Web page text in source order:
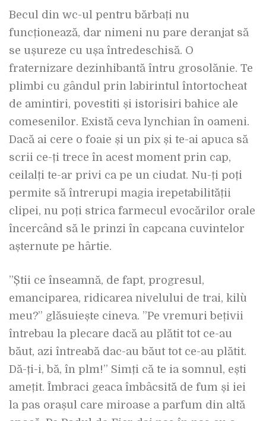
Becul din wc-ul pentru bărbați nu
funcționează, dar nimeni nu pare deranjat să
se ușureze cu ușa întredeschisă. O
fraternizare dezinhibantă întru grosolănie. Te
plimbi cu gândul prin labirintul întortocheat
de amintiri, povestiti și istorisiri bahice ale
comesenilor. Există ceva lynchian în oameni.
Dacă ai cere o foaie și un pix și te-ai apuca să
scrii ce-ți trece în acest moment prin cap,
ceilalți te-ar privi ca pe un ciudat. Nu-ți poți
permite să întrerupi magia irepetabilității
clipei, nu poți strica farmecul evocărilor orale
încercând să le prinzi în capcana cuvintelor
așternute pe hârtie.
”Știi ce înseamnă, de fapt, progresul,
emanciparea, ridicarea nivelului de trai, kilu`
meu?” glăsuiește cineva. ”Pe vremuri bețivii
întrebau la plecare dacă au plătit tot ce-au
băut, azi întreabă dac-au băut tot ce-au plătit.
Dă-ți-i, bă, în plm!” Simți că te ia somnul, ești
amețit. Îmbraci geaca îmbâcsită de fum și iei
la pas orașul care miroase a parfum din altă